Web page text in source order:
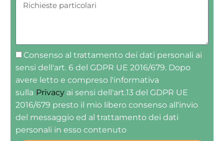
Consenso al trattamento dei dati personali ai
sensi dell'art. 6 del GDPR UE 2016/679. Dopo
avere letto e compreso l'informativa
sulla Privacy ai sensi dell'art.13 del GDPR UE
2016/679 presto il mio libero consenso all'invio
del messaggio ed al trattamento dei dati
personali in esso contenuto